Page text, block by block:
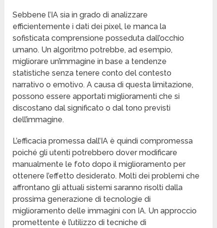
Sebbene l’IA sia in grado di analizzare
efficientemente i dati dei pixel, le manca la
sofisticata comprensione posseduta dall’occhio
umano. Un algoritmo potrebbe, ad esempio,
migliorare un’immagine in base a tendenze
statistiche senza tenere conto del contesto
narrativo o emotivo. A causa di questa limitazione,
possono essere apportati miglioramenti che si
discostano dal significato o dal tono previsti
dell’immagine.
L’efficacia promessa dall’IA è quindi compromessa
poiché gli utenti potrebbero dover modificare
manualmente le foto dopo il miglioramento per
ottenere l’effetto desiderato. Molti dei problemi che
affrontano gli attuali sistemi saranno risolti dalla
prossima generazione di tecnologie di
miglioramento delle immagini con IA. Un approccio
promettente è l’utilizzo di tecniche di